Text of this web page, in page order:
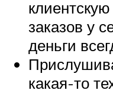
заказов у
деньги
какая-то